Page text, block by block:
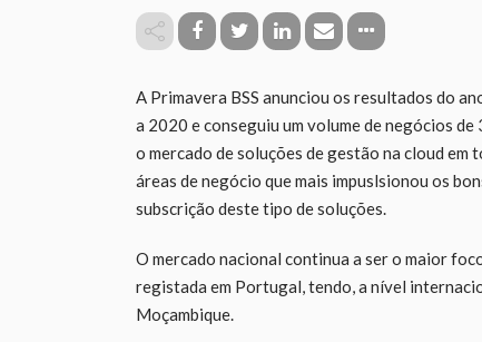
A Primavera BSS anunciou os resultados do
a 2020 e conseguiu um volume de negócios
o mercado de soluções de gestão na cloud em
áreas de negócio que mais impuslsionou os
subscrição deste tipo de soluções.
O mercado nacional continua a ser o maior
registada em Portugal, tendo, a nível
Moçambique.